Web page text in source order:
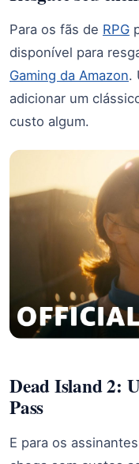
Para os fãs de RPG
disponível para
Gaming da Amazon.
adicionar um
custo algum.
Dead Island 2:
Pass
E para os